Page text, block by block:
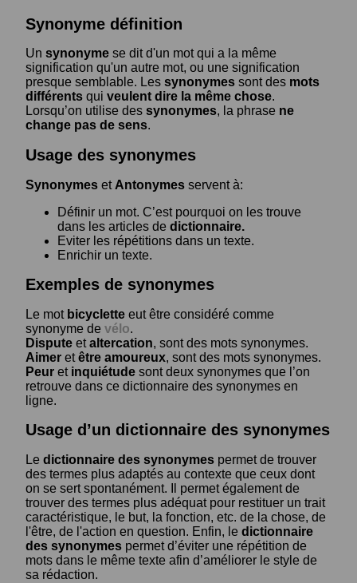
Synonyme définition
Un synonyme se dit d'un mot qui a la même
signification qu'un autre mot, ou une signification
presque semblable. Les synonymes sont des mots
différents qui veulent dire la même chose.
Lorsqu’on utilise des synonymes, la phrase ne
change pas de sens.
Usage des synonymes
Synonymes et Antonymes servent à:
Définir un mot. C’est pourquoi on les trouve
dans les articles de dictionnaire.
Eviter les répétitions dans un texte.
Enrichir un texte.
Exemples de synonymes
Le mot bicyclette eut être considéré comme
synonyme de vélo.
Dispute etaltercation, sont des mots synonymes.
Aimer etêtre amoureux, sont des mots synonymes.
Peur et inquiétude sont deux synonymes que l’on
retrouve dans ce dictionnaire des synonymes en
ligne.
Usage d’un dictionnaire des synonymes
Le dictionnaire des synonymes permet de trouver
des termes plus adaptés au contexte que ceux dont
on se sert spontanément. Il permet également de
trouver des termes plus adéquat pour restituer un trait
caractéristique, le but, la fonction, etc. de la chose, de
l'être, de l'action en question. Enfin, le dictionnaire
des synonymes permet d’éviter une répétition de
mots dans le même texte afin d’améliorer le style de
sa rédaction.